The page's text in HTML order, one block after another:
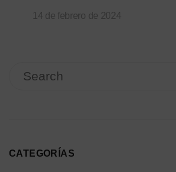
14 de febrero de 2024
CATEGORÍAS